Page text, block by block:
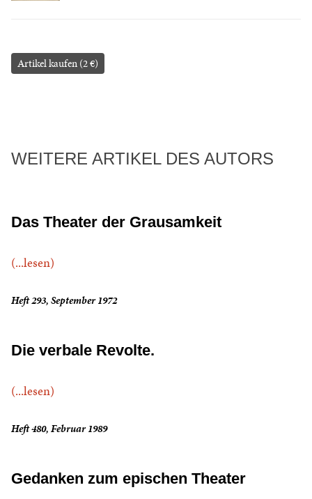
Artikel kaufen (2 €)
WEITERE ARTIKEL DES AUTORS
Das Theater der Grausamkeit
(...lesen)
Heft 293, September 1972
Die verbale Revolte.
(...lesen)
Heft 480, Februar 1989
Gedanken zum epischen Theater